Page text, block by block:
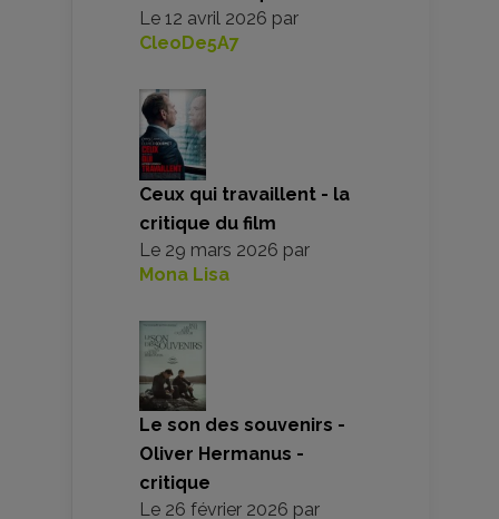
Le 12 avril 2026 par
CleoDe5A7
Ceux qui travaillent - la
critique du film
Le 29 mars 2026 par
Mona Lisa
Le son des souvenirs -
Oliver Hermanus -
critique
Le 26 février 2026 par